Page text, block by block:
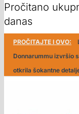
Pročitano
danas
PROČITAJTE I OVO:
Donnarummu izvršio
otkrila šokantne